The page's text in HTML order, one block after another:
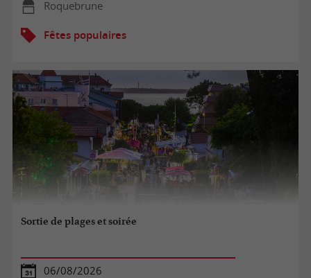
Roquebrune
Fêtes populaires
Sortie de plages et soirée
06/08/2026